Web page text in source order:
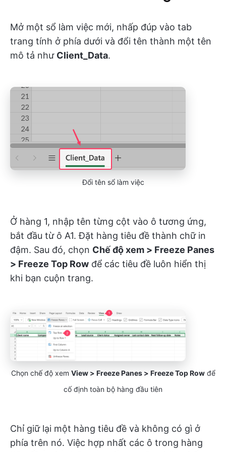
Mở một sổ làm việc mới, nhấp đúp vào tab
trang tính ở phía dưới và đổi tên thành một tên
mô tả như Client_Data.
Đổi tên sổ làm việc
Ở hàng 1, nhập tên từng cột vào ô tương ứng,
bắt đầu từ ô A1. Đặt hàng tiêu đề thành chữ in
đậm. Sau đó, chọn Chế độ xem > Freeze Panes
> Freeze Top Row để các tiêu đề luôn hiển thị
khi bạn cuộn trang.
Chọn chế độ xem View > Freeze Panes > Freeze Top Rowđể
cố định toàn bộ hàng đầu tiên
Chỉ giữ lại một hàng tiêu đề và không có gì ở
phía trên nó. Việc hợp nhất các ô trong hàng